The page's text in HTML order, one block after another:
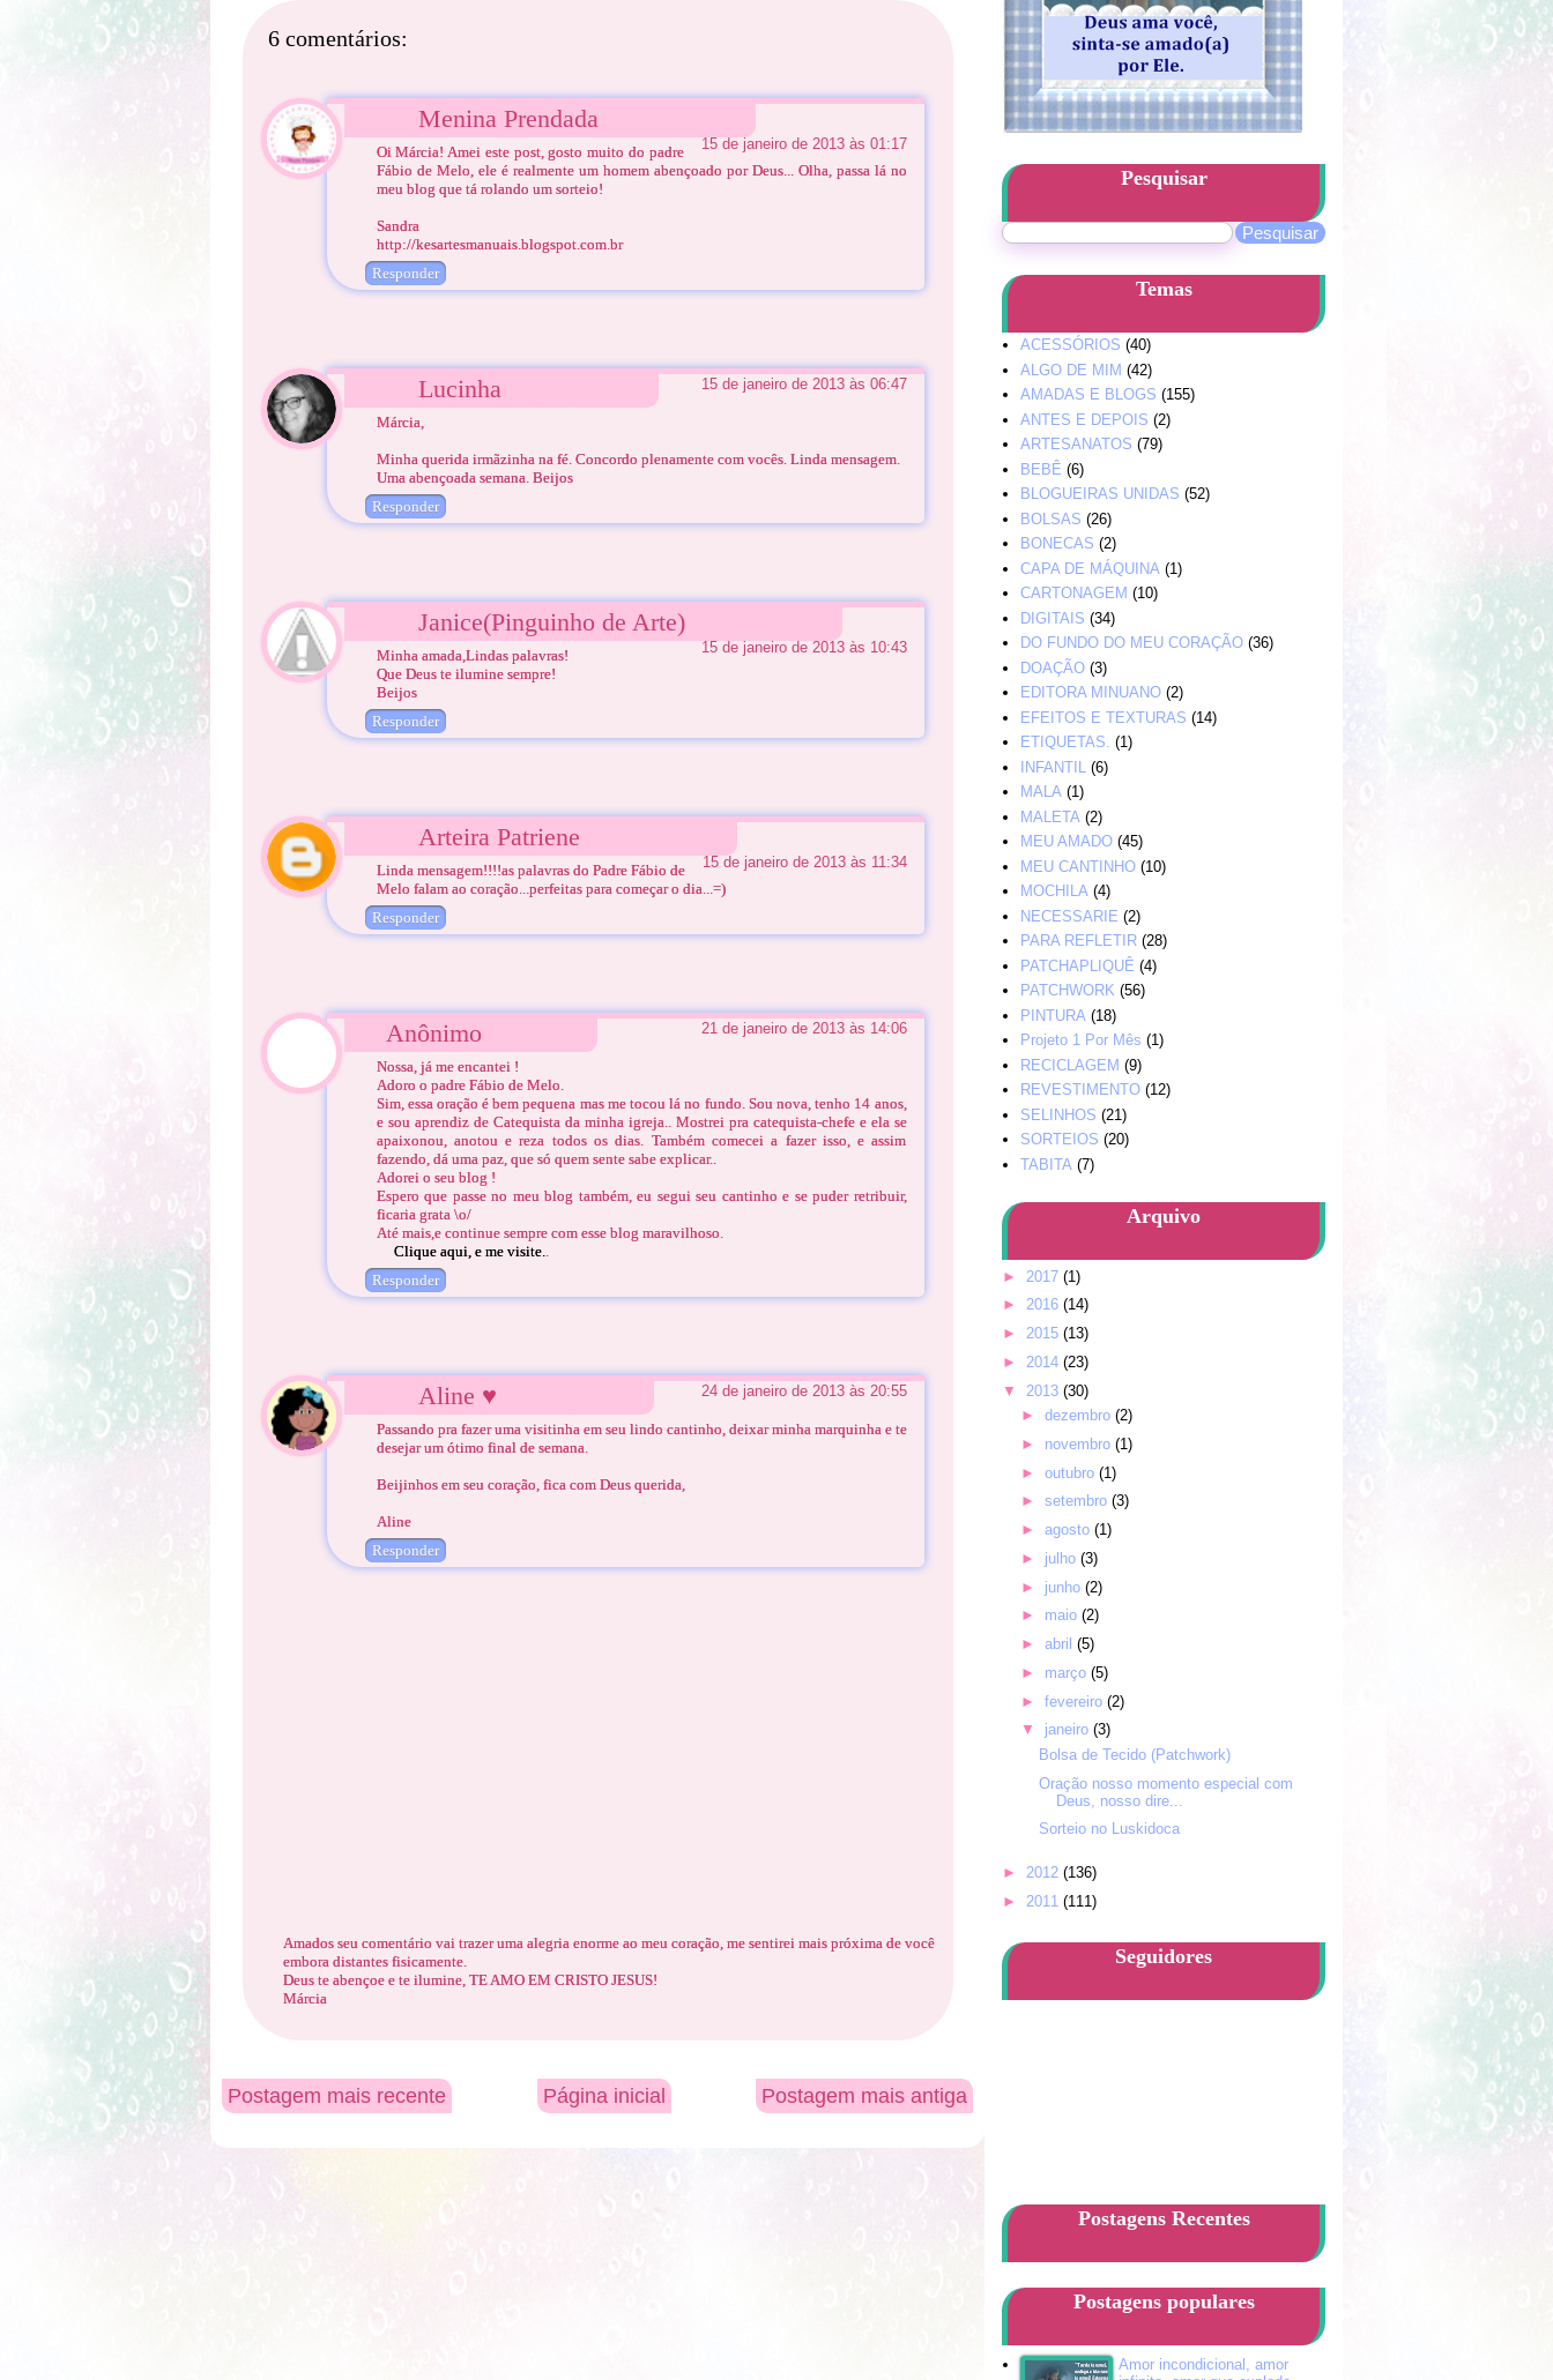
6 comentários:
Menina Prendada
15 de janeiro de 2013 às 01:17
Oi Márcia! Amei este post, gosto muito do padre
Fábio de Melo, ele é realmente um homem abençoado por Deus... Olha, passa lá no
meu blog que tá rolando um sorteio!
Sandra
http://kesartesmanuais.blogspot.com.br
Responder
Lucinha 15 de janeiro de 2013 às 06:47
Márcia,
Minha querida irmãzinha na fé. Concordo plenamente com vocês. Linda mensagem.
Uma abençoada semana. Beijos
Responder
Janice(Pinguinho de Arte)
15 de janeiro de 2013 às 10:43
Minha amada,Lindas palavras!
Que Deus te ilumine sempre!
Beijos
Responder
Arteira Patriene
15 de janeiro de 2013 às 11:34
Linda mensagem!!!!as palavras do Padre Fábio de
Melo falam ao coração...perfeitas para começar o dia...=)
Responder
Anônimo 21 de janeiro de 2013 às 14:06
Nossa, já me encantei !
Adoro o padre Fábio de Melo.
Sim, essa oração é bem pequena mas me tocou lá no fundo. Sou nova, tenho 14 anos,
e sou aprendiz de Catequista da minha igreja.. Mostrei pra catequista-chefe e ela se
apaixonou, anotou e reza todos os dias. Também comecei a fazer isso, e assim
fazendo, dá uma paz, que só quem sente sabe explicar..
Adorei o seu blog !
Espero que passe no meu blog também, eu segui seu cantinho e se puder retribuir,
ficaria grata \o/
Até mais,e continue sempre com esse blog maravilhoso.
Clique aqui, e me visite..
Responder
Aline ♥ 24 de janeiro de 2013 às 20:55
Passando pra fazer uma visitinha em seu lindo cantinho, deixar minha marquinha e te
desejar um ótimo final de semana.
Beijinhos em seu coração, fica com Deus querida,
Aline
Responder
Amados seu comentário vai trazer uma alegria enorme ao meu coração, me sentirei mais próxima de você
embora distantes fisicamente.
Deus te abençoe e te ilumine, TE AMO EM CRISTO JESUS!
Márcia
Postagem mais recente Postagem mais antiga
Página inicial
Pesquisar
Temas
ACESSÓRIOS (40)
ALGO DE MIM (42)
AMADAS E BLOGS (155)
ANTES E DEPOIS (2)
ARTESANATOS (79)
BEBÊ (6)
BLOGUEIRAS UNIDAS (52)
BOLSAS (26)
BONECAS (2)
CAPA DE MÁQUINA (1)
CARTONAGEM (10)
DIGITAIS (34)
DO FUNDO DO MEU CORAÇÃO (36)
DOAÇÃO (3)
EDITORA MINUANO (2)
EFEITOS E TEXTURAS (14)
ETIQUETAS. (1)
INFANTIL
(6)
MALA (1)
MALETA (2)
MEU AMADO (45)
MEU CANTINHO (10)
MOCHILA (4)
NECESSARIE (2)
PARA REFLETIR (28)
PATCHAPLIQUÊ (4)
PATCHWORK (56)
PINTURA (18)
Projeto 1 Por Mês (1)
RECICLAGEM (9)
REVESTIMENTO (12)
SELINHOS (21)
SORTEIOS (20)
TABITA (7)
Arquivo
► 2017 (1)
► 2016 (14)
► 2015 (13)
► 2014 (23)
▼
2013 (30)
► dezembro (2)
► novembro (1)
► outubro (1)
► setembro (3)
► agosto (1)
► julho (3)
► junho (2)
► maio (2)
► abril (5)
► março (5)
► fevereiro (2)
▼
janeiro (3)
Bolsa de Tecido (Patchwork)
Oração nosso momento especial com
Deus, nosso dire...
Sorteio no Luskidoca
► 2012 (136)
► 2011 (111)
Seguidores
Postagens Recentes
Postagens populares
Amor incondicional, amor